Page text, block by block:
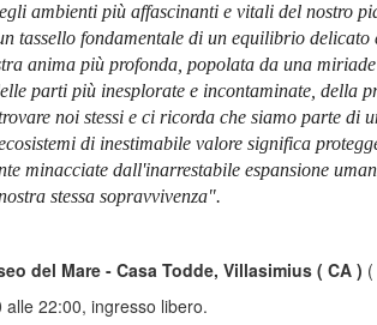
ambienti più affascinanti e vitali del nostro
fondamentale di un equilibrio
anima più profonda, popolata da una
parti più inesplorate e incontaminate, della
noi stessi e ci ricorda che siamo parte di
di inestimabile valore significa
minacciate dall'inarrestabile espansione
stessa sopravvivenza".
del Mare - Casa Todde, Villasimius ( CA )
22:00, ingresso libero.